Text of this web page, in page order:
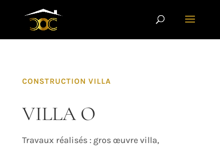
CONSTRUCTION VILLA
VILLA O
Travaux réalisés : gros œuvre villa,